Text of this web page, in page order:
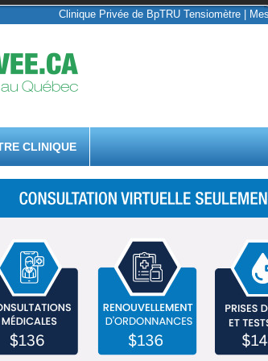
Clinique Privée de BpTRU Tensiomètre |
CLINIQUE